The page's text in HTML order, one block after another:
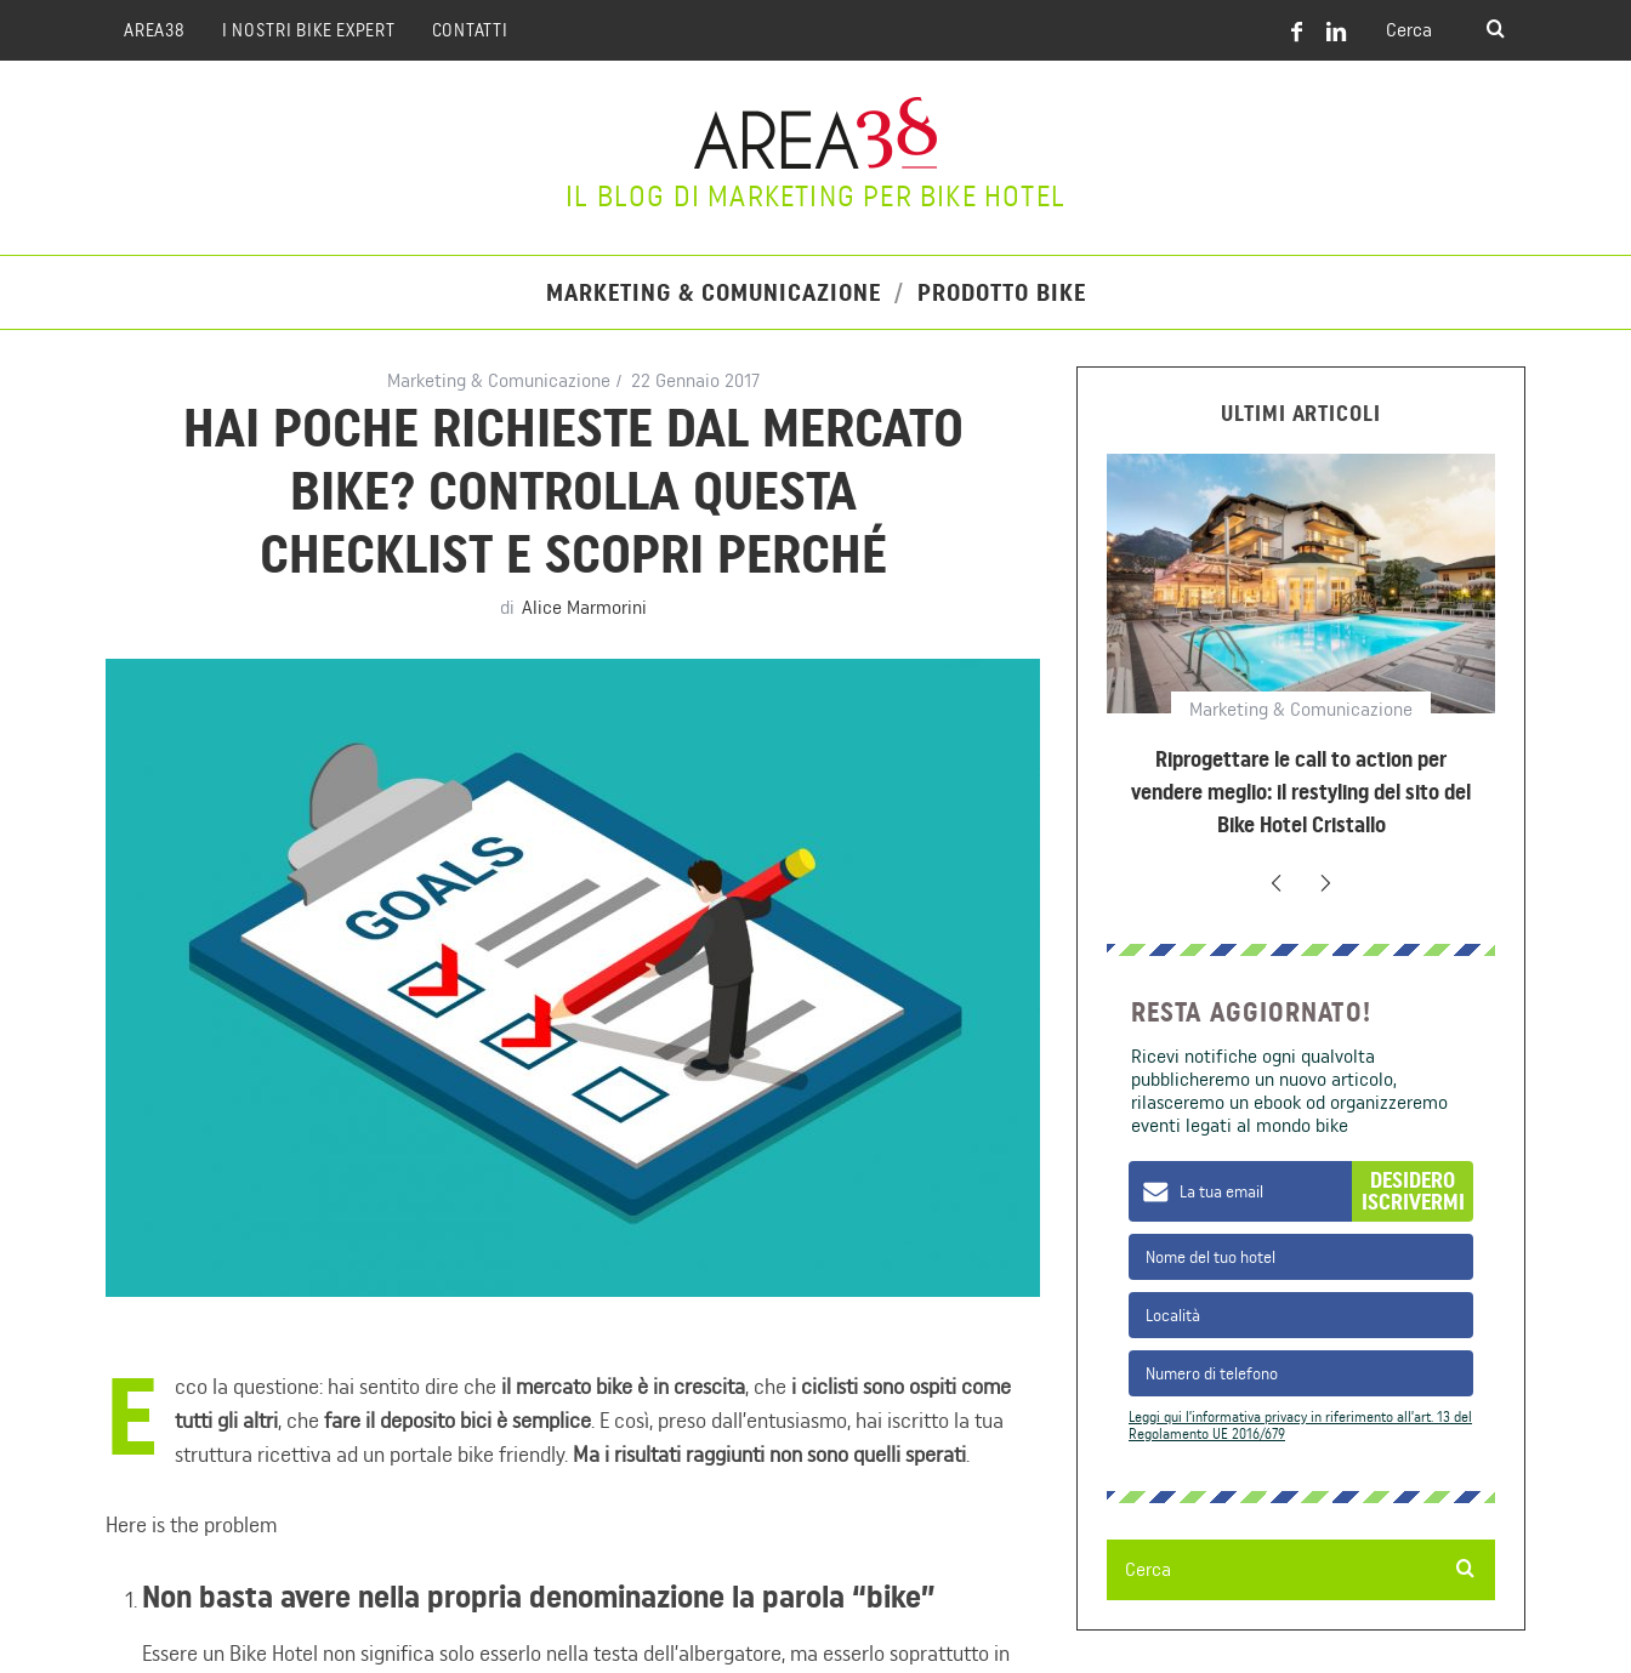
AREA38 I NOSTRI BIKE EXPERT CONTATTI
IL BLOG DI MARKETING PER BIKE HOTEL
MARKETING & COMUNICAZIONE PRODOTTO BIKE
Marketing & Comunicazione 22 Gennaio 2017
HAI POCHE RICHIESTE DAL MERCATO
BIKE? CONTROLLA QUESTA
CHECKLIST E SCOPRI PERCHÉ
di Alice Marmorini
E cco la questione: hai sentito dire che il mercato bike è in crescita, che i ciclisti sono ospiti come
tutti gli altri, che fare il deposito bici è semplice . E così, preso dall’entusiasmo, hai iscritto la tua
struttura ricettiva ad un portale bike friendly. Ma i risultati raggiunti non sono quelli sperati
Here is the problem
Non basta avere nella propria denominazione la parola “bike”
Essere un Bike Hotel non significa solo esserlo nella testa dell’albergatore, ma esserlo soprattutto in
ULTIMI ARTICOLI
Marketing & Comunicazione
Riprogettare le call to action per
vendere meglio: il restyling del sito del
Bike Hotel Cristallo
RESTA AGGIORNATO!
Ricevi notifiche ogni qualvolta
pubblicheremo un nuovo articolo,
rilasceremo un ebook od organizzeremo
eventi legati al mondo bike
DESIDERO
ISCRIVERMI
Leggi qui l’informativa privacy in riferimento all’art. 13 del
Regolamento UE 2016/679